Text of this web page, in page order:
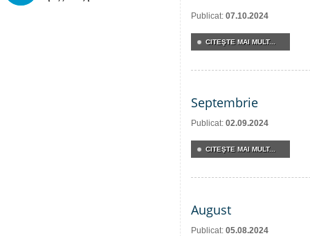
Publicat: 07.10.2024
CITEŞTE MAI MULT...
Septembrie
Publicat: 02.09.2024
CITEŞTE MAI MULT...
August
Publicat: 05.08.2024